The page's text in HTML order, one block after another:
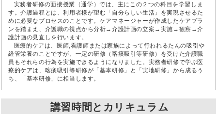
実務者研修の面接授業（通学）では、主にこの２つの科目を学習しま
す。介護過程とは、利用者様が望む「自分らしい生活」を実現させるた
めに必要なプロセスのことです。ケアマネージャーが作成したケアプラ
ンを踏まえ、介護職の視点から分析→介護計画の立案→実施→観察→介
護計画の見直しを行います。
医療的ケアは、医師,看護師または家族によって行われるたんの吸引や
経管栄養のことですが、一定の研修（喀痰吸引等研修）を受けた介護職
員もそれらの行為を実施できるようになりました。実務者研修で学ぶ医
療的ケアは、喀痰吸引等研修が「基本研修」と「実地研修」から成るう
ち、「基本研修」に相当します。
講習時間とカリキュラム